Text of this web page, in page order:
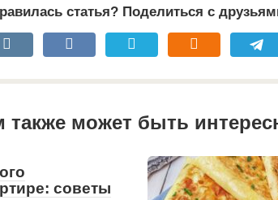
статья? Поделиться с
также может быть
советы